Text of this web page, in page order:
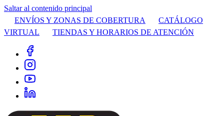
Saltar al contenido principal
ENVÍOS Y ZONAS DE COBERTURA
CATÁLOGO
VIRTUAL
TIENDAS Y HORARIOS DE ATENCIÓN